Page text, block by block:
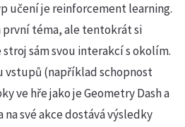
učení je reinforcement learning.
první téma, ale tentokrát si
sám svou interakcí s okolím.
vstupů (například schopnost
ve hře jako je Geometry Dash a
své akce dostává výsledky